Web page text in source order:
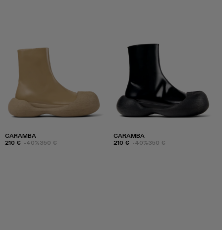
CARAMBA
210 € -40%350 €
CARAMBA
210 € -40%350 €